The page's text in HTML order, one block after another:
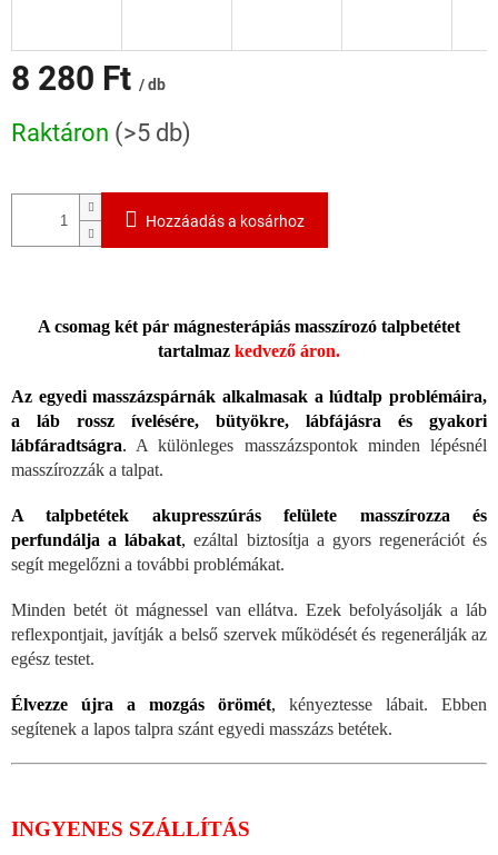
8 280 Ft / db
Raktáron (>5 db)
Hozzáadás a kosárhoz
A csomag két pár mágnesterápiás masszírozó talpbetétet
tartalmaz kedvező áron.
Az egyedi masszázspárnák alkalmasak a lúdtalp problémáira,
a láb rossz ívelésére, bütyökre, lábfájásra és gyakori
lábfáradtságra. A különleges masszázspontok minden lépésnél
masszírozzák a talpat.
A talpbetétek akupresszúrás felülete masszírozza és
perfundálja a lábakat, ezáltal biztosítja a gyors regenerációt és
segít megelőzni a további problémákat.
Minden betét öt mágnessel van ellátva. Ezek befolyásolják a láb
reflexpontjait, javítják a belső szervek működését és regenerálják az
egész testet.
Élvezze újra a mozgás örömét, kényeztesse lábait. Ebben
segítenek a lapos talpra szánt egyedi masszázs betétek.
INGYENES SZÁLLÍTÁS